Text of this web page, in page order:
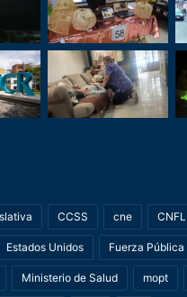
CCSS cne CNFL
Estados Unidos Fuerza Pública
Ministerio de Salud mopt